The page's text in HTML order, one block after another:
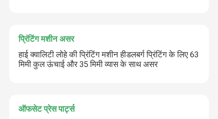
प्रिंटिंग मशीन असर
हाई क्वालिटी लोहे की प्रिंटिंग मशीन हीडलबर्ग प्रिंटिंग के लिए 63
मिमी कुल ऊंचाई और 35 मिमी व्यास के साथ असर
ऑफसेट प्रेस पार्ट्स